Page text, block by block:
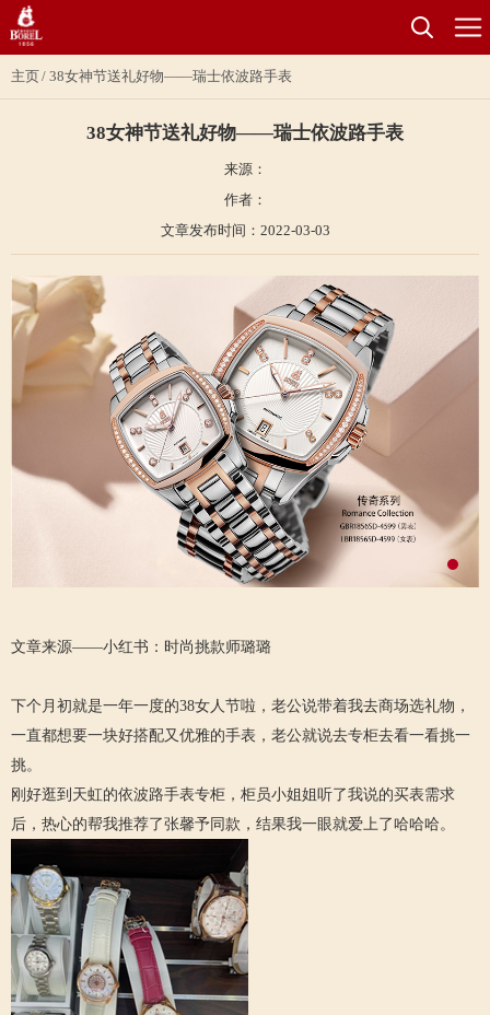
主页 38女神节送礼好物——瑞士依波路手表
38女神节送礼好物——瑞士依波路手表
来源：
作者：
文章发布时间：2022-03-03
文章来源——小红书：时尚挑款师璐璐
下个月初就是一年一度的38女人节啦，老公说带着我去商场选礼物，
一直都想要一块好搭配又优雅的手表，老公就说去专柜去看一看挑一
挑。
刚好逛到天虹的依波路手表专柜，柜员小姐姐听了我说的买表需求
后，热心的帮我推荐了张馨予同款，结果我一眼就爱上了哈哈哈。